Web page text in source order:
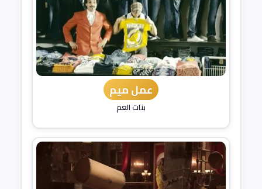
عمل ميم
بنات العم